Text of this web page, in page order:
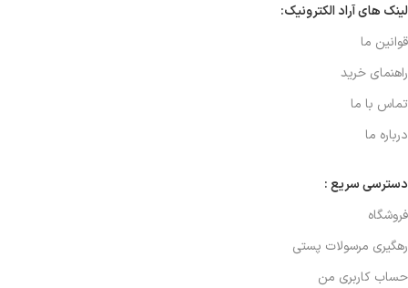
لینک های آراد الکترونیک:
قوانین ما
راهنمای خرید
تماس با ما
درباره ما
دسترسی سریع :
فروشگاه
رهگیری مرسولات پستی
حساب کاربری من